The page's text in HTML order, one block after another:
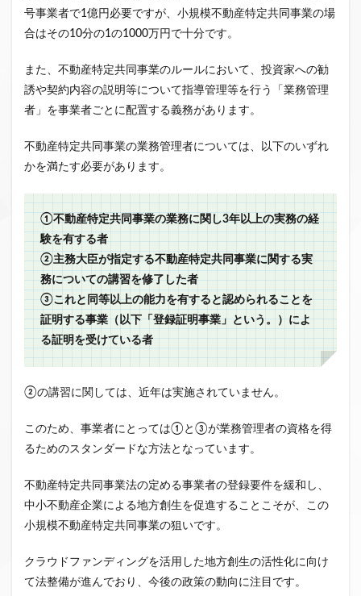
号事業者で1億円必要ですが、小規模不動産特定共同事業の場
合はその10分の1の1000万円で十分です。
また、不動産特定共同事業のルールにおいて、投資家への勧
誘や契約内容の説明等について指導管理等を行う「業務管理
者」を事業者ごとに配置する義務があります。
不動産特定共同事業の業務管理者については、以下のいずれ
かを満たす必要があります。
①不動産特定共同事業の業務に関し3年以上の実務の経
験を有する者
②主務大臣が指定する不動産特定共同事業に関する実
務についての講習を修了した者
③これと同等以上の能力を有すると認められることを
証明する事業（以下「登録証明事業」という。）によ
る証明を受けている者
②の講習に関しては、近年は実施されていません。
このため、事業者にとっては①と③が業務管理者の資格を得
るためのスタンダードな方法となっています。
不動産特定共同事業法の定める事業者の登録要件を緩和し、
中小不動産企業による地方創生を促進することこそが、この
小規模不動産特定共同事業の狙いです。
クラウドファンディングを活用した地方創生の活性化に向け
て法整備が進んでおり、今後の政策の動向に注目です。